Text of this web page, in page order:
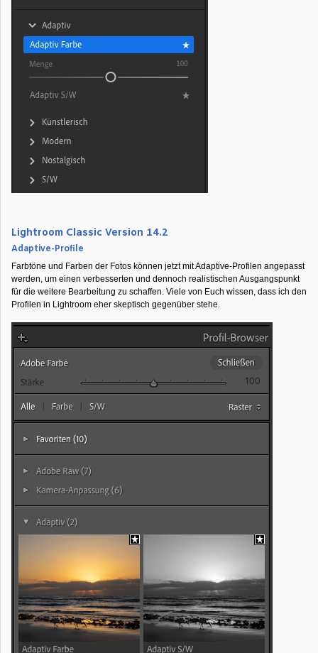
Lightroom Classic Version 14.2
Adaptive-Profile
Farbtöne und Farben der Fotos können jetzt mit Adaptive-Profilen angepasst
werden, um einen verbesserten und dennoch realistischen Ausgangspunkt
für die weitere Bearbeitung zu schaffen. Viele von Euch wissen, dass ich den
Profilen in Lightroom eher skeptisch gegenüber stehe.